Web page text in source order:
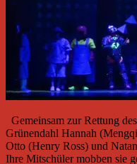
Gemeinsam zur Rettung
Grünendahl Hannah
Otto (Henry Ross) und
Ihre Mitschüler mobben sie